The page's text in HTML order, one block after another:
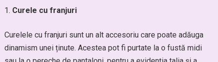
Curele cu franjuri
Curelele cu franjuri sunt un alt accesoriu care poate adăuga
dinamism unei ținute. Acestea pot fi purtate la o fustă midi